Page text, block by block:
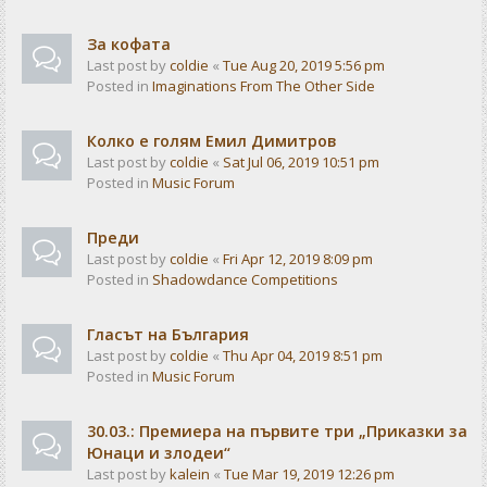
За кофата
Last post bycoldie « Tue Aug 20, 2019 5:56 pm
Posted in Imaginations From The Other Side
Колко е голям Емил Димитров
Last post bycoldie « Sat Jul 06, 2019 10:51 pm
Posted in Music Forum
Преди
Last post bycoldie « Fri Apr 12, 2019 8:09 pm
Posted in Shadowdance Competitions
Гласът на България
Last post bycoldie « Thu Apr 04, 2019 8:51 pm
Posted in Music Forum
30.03.: Премиера на първите три „Приказки за
Юнаци и злодеи“
Last post bykalein « Tue Mar 19, 2019 12:26 pm